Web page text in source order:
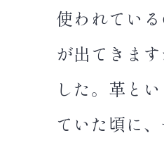
使われている
が出てきま
した。革と
ていた頃に